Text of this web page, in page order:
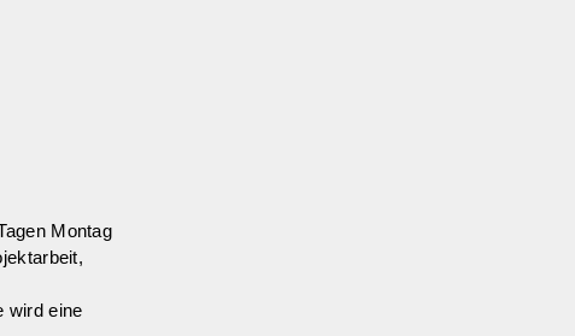
Montag
wird eine